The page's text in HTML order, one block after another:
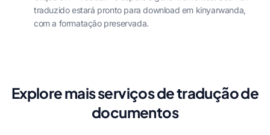
traduzido estará pronto para download em kinyarwanda,
com a formatação preservada.
Explore mais serviços de tradução de
documentos